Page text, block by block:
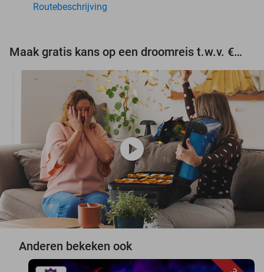
Routebeschrijving
Maak gratis kans op een droomreis t.w.v. €3.000!
play_circle
Anderen bekeken ook